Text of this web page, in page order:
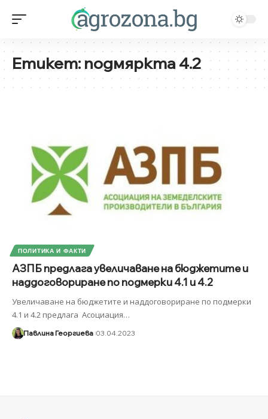
Етикет:подмяркта 4.2
ПОЛИТИКА И ФАКТИ
АЗПБ предлага увеличаване на бюджетите и
наддоговориране по подмерки 4.1 и 4.2
Увеличаване на бюджетите и наддоговориране по подмерки
4.1 и 4.2 предлага Асоциация…
Павлина Георгиева 03.04.2023